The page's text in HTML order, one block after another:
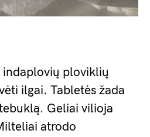
indaplovių ploviklių
ilgai. Tabletės žada
Geliai vilioja
atrodo